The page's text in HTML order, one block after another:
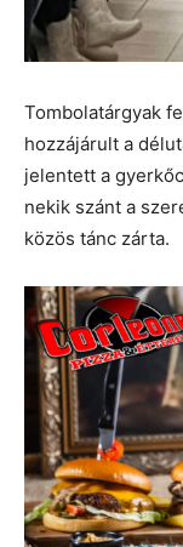
Tombolatárgyak
hozzájárult a
jelentett a
nekik szánt a
közös tánc zárta.